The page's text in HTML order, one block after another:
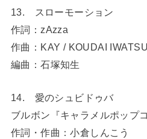
13. スローモーション
作詞：zAzza
作曲：KAY / KOUDAI
編曲：石塚知生
14. 愛のシュビドゥバ
ブルボン『キャラメルポップ
作詞・作曲：小倉しんこう